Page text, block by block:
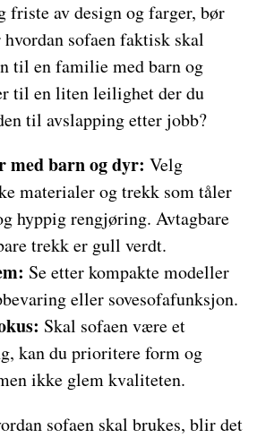
friste av design og farger, bør
hvordan sofaen faktisk skal
til en familie med barn og
til en liten leilighet der du
til avslapping etter jobb?
med barn og dyr: Velg
materialer og trekk som tåler
hyppig rengjøring. Avtagbare
trekk er gull verdt.
Se etter kompakte modeller
eller sovesofafunksjon.
Skal sofaen være et
kan du prioritere form og
ikke glem kvaliteten.
sofaen skal brukes, blir det